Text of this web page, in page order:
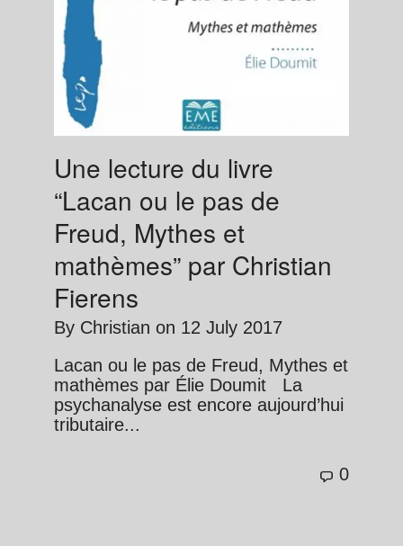
Une lecture du livre
“Lacan ou le pas de
Freud, Mythes et
mathèmes” par Christian
Fierens
By Christian on 12 July 2017
Lacan ou le pas de Freud, Mythes et
mathèmes par Élie Doumit La
psychanalyse est encore aujourd’hui
tributaire...
0